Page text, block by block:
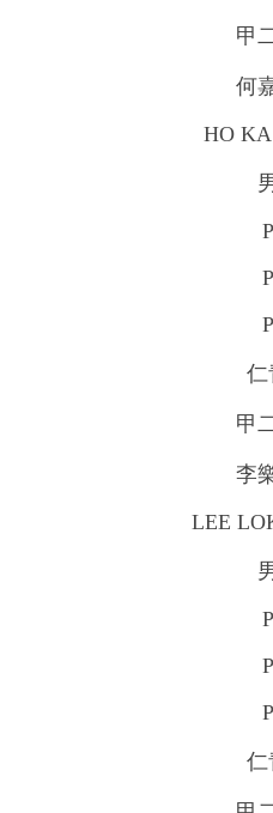
甲
何
HO
P
P
P
仁
甲
李
LEE
P
P
P
仁